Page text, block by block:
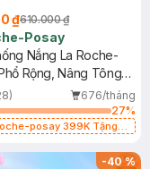
₫610.000 ₫
Posay
Nắng La Roche-
Rộng, Nâng Tông
50ml
676/tháng
27%
posay 399K Tặng
-40%